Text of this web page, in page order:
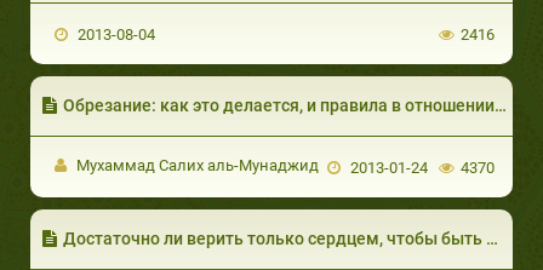
2013-08-04 2416
Обрезание: как это делается, и правила в отношении него
Мухаммад Салих аль-Мунаджид 2013-01-24 4370
Достаточно ли верить только сердцем, чтобы быть мусульманином?